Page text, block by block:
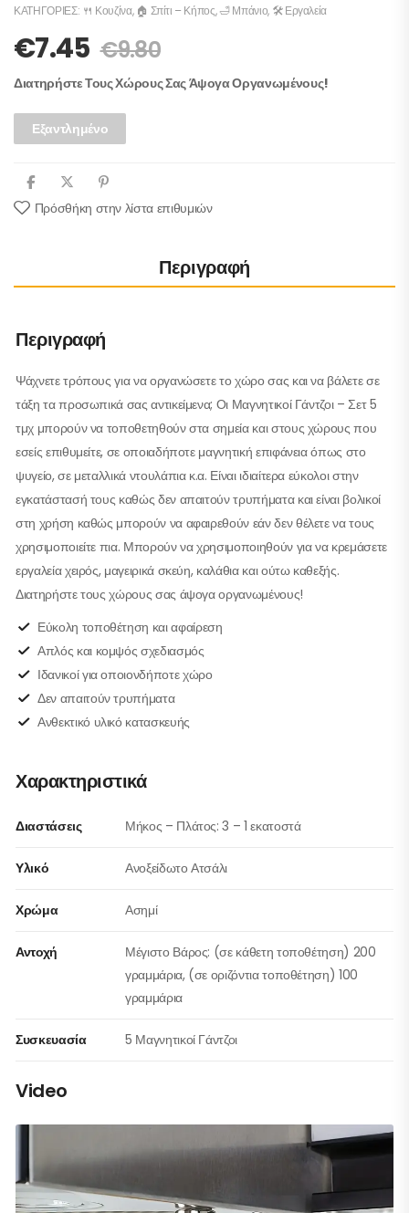
ΚΑΤΗΓΟΡΊΕΣ: 🍴 Κουζίνα, 🏠 Σπίτι – Κήπος,🛁 Μπάνιο, 🛠️ Εργαλεία
€7.45 €9.80
Διατηρήστε Τους Χώρους Σας Άψογα Οργανωμένους!
Εξαντλημένο
Πρόσθήκη στην λίστα επιθυμιών
Περιγραφή
Περιγραφή
Ψάχνετε τρόπους για να οργανώσετε το χώρο σας και να βάλετε σε
τάξη τα προσωπικά σας αντικείμενα; Οι Μαγνητικοί Γάντζοι – Σετ 5
τμχ μπορούν να τοποθετηθούν στα σημεία και στους χώρους που
εσείς επιθυμείτε, σε οποιαδήποτε μαγνητική επιφάνεια όπως στο
ψυγείο, σε μεταλλικά ντουλάπια κ.α. Είναι ιδιαίτερα εύκολοι στην
εγκατάστασή τους καθώς δεν απαιτούν τρυπήματα και είναι βολικοί
στη χρήση καθώς μπορούν να αφαιρεθούν εάν δεν θέλετε να τους
χρησιμοποιείτε πια. Μπορούν να χρησιμοποιηθούν για να κρεμάσετε
εργαλεία χειρός, μαγειρικά σκεύη, καλάθια και ούτω καθεξής.
Διατηρήστε τους χώρους σας άψογα οργανωμένους!
Εύκολη τοποθέτηση και αφαίρεση
Απλός και κομψός σχεδιασμός
Ιδανικοί για οποιονδήποτε χώρο
Δεν απαιτούν τρυπήματα
Ανθεκτικό υλικό κατασκευής
Χαρακτηριστικά
Διαστάσεις Μήκος – Πλάτος: 3 – 1 εκατοστά
Υλικό Ανοξείδωτο Ατσάλι
Χρώμα Ασημί
Αντοχή
Μέγιστο Βάρος: (σε κάθετη τοποθέτηση) 200
γραμμάρια, (σε οριζόντια τοποθέτηση) 100
γραμμάρια
Συσκευασία 5 Μαγνητικοί Γάντζοι
Video